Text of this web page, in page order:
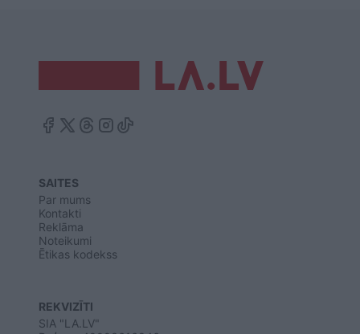
SAITES
Par mums
Kontakti
Reklāma
Noteikumi
Ētikas kodekss
REKVIZĪTI
SIA "LA.LV"